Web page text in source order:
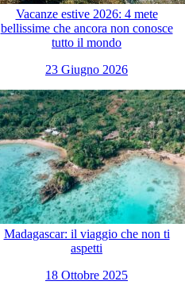
Vacanze estive 2026: 4 mete
bellissime che ancora non conosce
tutto il mondo
23 Giugno 2026
Madagascar: il viaggio che non ti
aspetti
18 Ottobre 2025